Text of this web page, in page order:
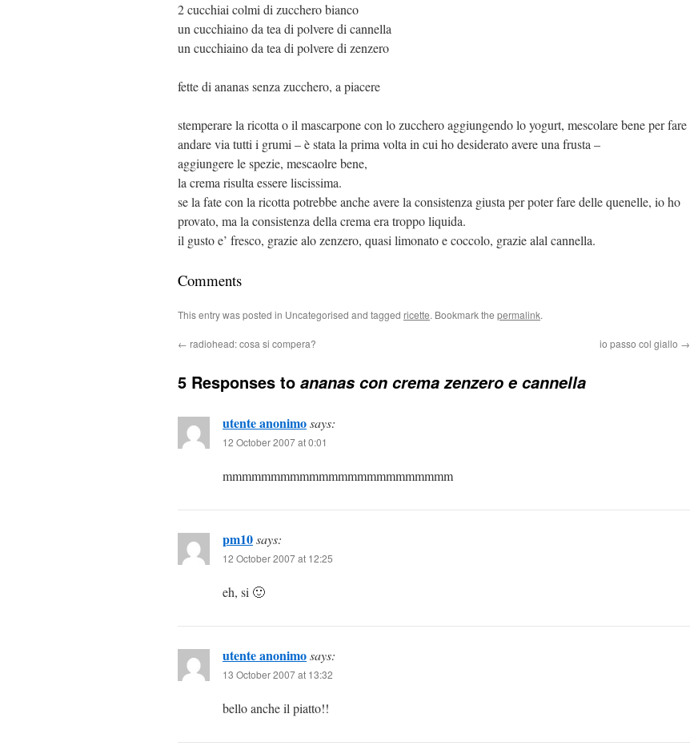
2 cucchiai colmi di zucchero bianco
un cucchiaino da tea di polvere di cannella
un cucchiaino da tea di polvere di zenzero
fette di ananas senza zucchero, a piacere
stemperare la ricotta o il mascarpone con lo zucchero aggiungendo lo yogurt, mescolare bene per fare
andare via tutti i grumi – è stata la prima volta in cui ho desiderato avere una frusta –
aggiungere le spezie, mescaolre bene,
la crema risulta essere liscissima.
se la fate con la ricotta potrebbe anche avere la consistenza giusta per poter fare delle quenelle, io ho
provato, ma la consistenza della crema era troppo liquida.
il gusto e’ fresco, grazie alo zenzero, quasi limonato e coccolo, grazie alal cannella.
Comments
This entry was posted in Uncategorised and tagged ricette. Bookmark the permalink.
← radiohead: cosa si compera? io passo col giallo →
5 Responses to ananas con crema zenzero e cannella
utente anonimosays:
12 October 2007 at 0:01
mmmmmmmmmmmmmmmmmmmmmmmm
pm10says:
12 October 2007 at 12:25
eh, si 🙂
utente anonimosays:
13 October 2007 at 13:32
bello anche il piatto!!